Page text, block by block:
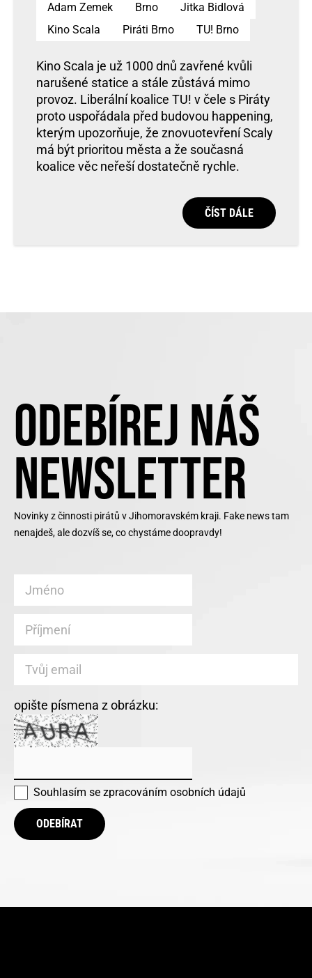
Adam Zemek Brno
Jitka Bidlová
Kino Scala
Piráti Brno TU! Brno
Kino Scala je už 1000 dnů zavřené kvůli
narušené statice a stále zůstává mimo
provoz. Liberální koalice TU! v čele s Piráty
proto uspořádala před budovou happening,
kterým upozorňuje, že znovuotevření Scaly
má být prioritou města a že současná
koalice věc neřeší dostatečně rychle.
ČÍST DÁLE
ODEBÍREJ NÁŠ
NEWSLETTER
Novinky z činnosti pirátů v Jihomoravském kraji. Fake news tam
nenajdeš, ale dozvíš se, co chystáme doopravdy!
opište písmena z obrázku:
Souhlasím se zpracováním osobních údajů
ODEBÍRAT